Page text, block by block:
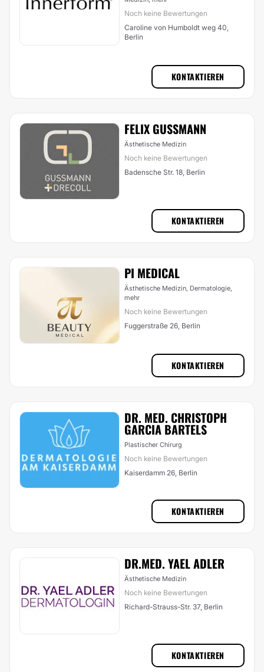
Noch keine Bewertungen
Caroline von Humboldt weg 40,
Berlin
KONTAKTIEREN
FELIX GUSSMANN
Ästhetische Medizin
Noch keine Bewertungen
Badensche Str. 18, Berlin
KONTAKTIEREN
PI MEDICAL
Ästhetische Medizin, Dermatologie,
mehr
Noch keine Bewertungen
Fuggerstraße 26, Berlin
KONTAKTIEREN
DR. MED. CHRISTOPH
GARCIA BARTELS
Plastischer Chirurg
Noch keine Bewertungen
Kaiserdamm 26, Berlin
KONTAKTIEREN
DR.MED. YAEL ADLER
Ästhetische Medizin
Noch keine Bewertungen
Richard-Strauss-Str. 37, Berlin
KONTAKTIEREN